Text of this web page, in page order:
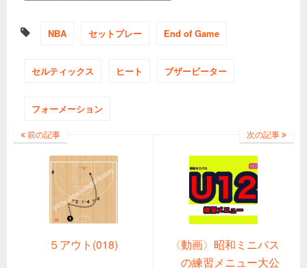
NBA セットプレー End of Game
セルティックス ヒート ブザービーター
フォーメーション
前の記事
５アウト(018)
次の記事
〈動画〉昭和ミニバス
の練習メニュー大公